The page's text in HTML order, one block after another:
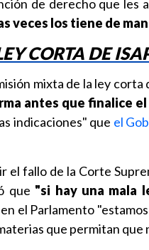
de derecho que les
veces los tiene de
CORTA DE
mixta de la ley corta
antes que finalice el
indicaciones" que el
el fallo de la Corte
que "si hay una mala
el Parlamento
que permitan que